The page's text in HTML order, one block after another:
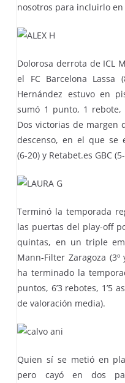
nosotros para incluirlo
Dolorosa derrota de ICL
el FC Barcelona Lassa
Hernández estuvo en
sumó 1 punto, 1 rebote,
Dos victorias de margen
descenso, en el que se
(6-20) y Retabet.es GBC
Terminó la temporada
las puertas del play-off
quintas, en un triple
Mann-Filter Zaragoza
ha terminado la
puntos, 6’3 rebotes, 1’5
de valoración media).
Quien sí se metió en
pero cayó en dos